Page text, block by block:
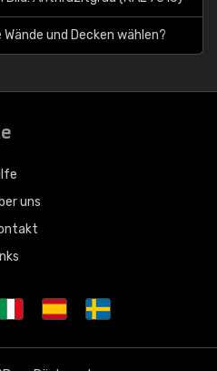
und Decken wählen?
uns